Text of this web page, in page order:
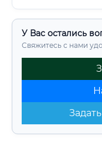
У Вас остались
Свяжитесь с нами